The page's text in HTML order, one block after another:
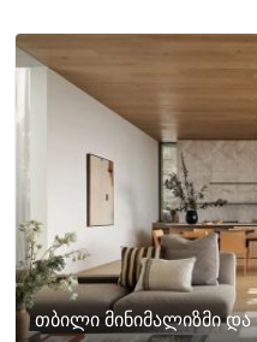
თბილი მინიმალიზმი და